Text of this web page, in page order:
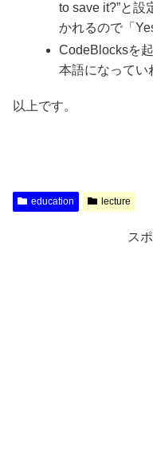
to save it?”と設
かれるので「
CodeBlocksを
本語になってい
以上です。
education lecture
ス